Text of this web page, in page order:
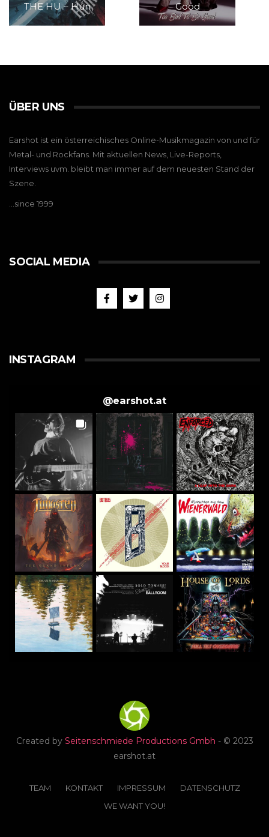
THE HU – Hun
Good
ÜBER UNS
Earshot ist ein österreichisches Online-Musikmagazin von und für
Metal- und Rockfans. Mit aktuellen News, Live-Reports,
Interviews uvm. bleibt man immer auf dem neuesten Stand der
Szene.
…since 1999
SOCIAL MEDIA
INSTAGRAM
@earshot.at
Created by Seitenschmiede Productions Gmbh - © 2023
earshot.at
TEAM KONTAKT IMPRESSUM
DATENSCHUTZ
WE WANT YOU!